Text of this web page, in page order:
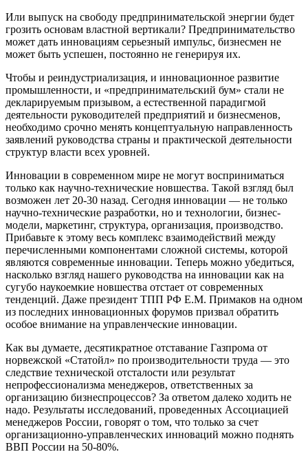
Или выпуск на свободу предпринимательской энергии будет
грозить основам властной вертикали? Предпринимательство
может дать инновациям серьезный импульс, бизнесмен не
может быть успешен, постоянно не генерируя их.
Чтобы и реиндустриализация, и инновационное развитие
промышленности, и «предпринимательский бум» стали не
декларируемым призывом, а естественной парадигмой
деятельности руководителей предприятий и бизнесменов,
необходимо срочно менять концептуальную направленность
заявлений руководства страны и практической деятельности
структур власти всех уровней.
Инновации в современном мире не могут восприниматься
только как научно-технические новшества. Такой взгляд был
возможен лет 20-30 назад. Сегодня инновации — не только
научно-технические разработки, но и технологии, бизнес-
модели, маркетинг, структура, организация, производство.
Прибавьте к этому весь комплекс взаимодействий между
перечисленными компонентами сложной системы, которой
являются современные инновации. Теперь можно убедиться,
насколько взгляд нашего руководства на инновации как на
сугубо наукоемкие новшества отстает от современных
тенденций. Даже президент ТПП РФ Е.М. Примаков на одном
из последних инновационных форумов призвал обратить
особое внимание на управленческие инновации.
Как вы думаете, десятикратное отставание Газпрома от
норвежской «Статойл» по производительности труда — это
следствие технической отсталости или результат
непрофессионализма менеджеров, ответственных за
организацию бизнеспроцессов? За ответом далеко ходить не
надо. Результаты исследований, проведенных Ассоциацией
менеджеров России, говорят о том, что только за счет
организационно-управленческих инноваций можно поднять
ВВП России на 50-80%.